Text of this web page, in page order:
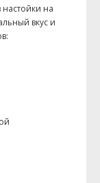
на
вкус и